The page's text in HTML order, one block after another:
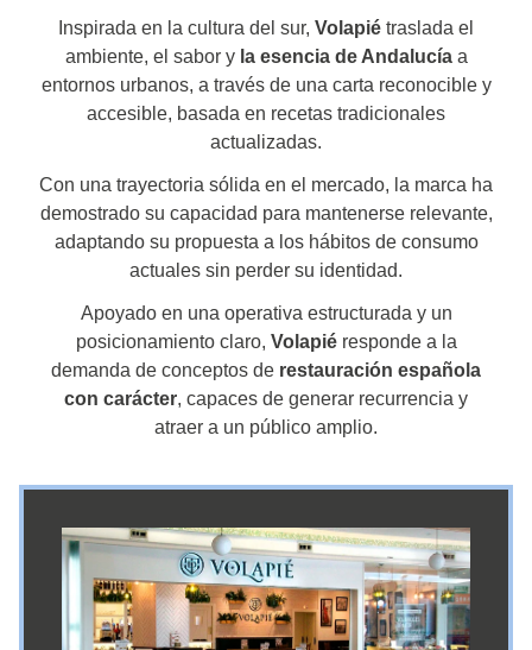
Inspirada en la cultura del sur, Volapié traslada el
ambiente, el sabor y la esencia de Andalucíaa
entornos urbanos, a través de una carta reconocible y
accesible, basada en recetas tradicionales
actualizadas.
Con una trayectoria sólida en el mercado, la marca ha
demostrado su capacidad para mantenerse relevante,
adaptando su propuesta a los hábitos de consumo
actuales sin perder su identidad.
Apoyado en una operativa estructurada y un
posicionamiento claro, Volapiéresponde a la
demanda de conceptos de restauración española
con carácter, capaces de generar recurrencia y
atraer a un público amplio.